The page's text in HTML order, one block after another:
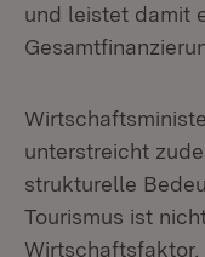
und leistet damit
unterstreicht
strukturelle
Tourismus ist